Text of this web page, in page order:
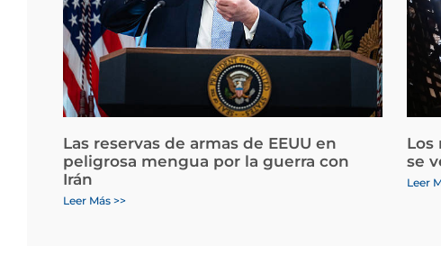
Las reservas de armas de EEUU en
peligrosa mengua por la guerra con
Irán
Leer Más >>
Los
se
Leer